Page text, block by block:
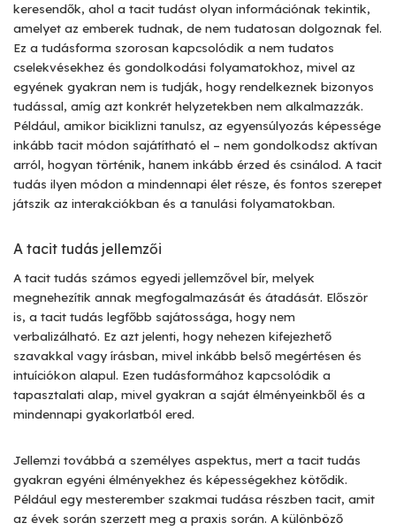
keresendők, ahol a tacit tudást olyan információnak tekintik,
amelyet az emberek tudnak, de nem tudatosan dolgoznak fel.
Ez a tudásforma szorosan kapcsolódik a nem tudatos
cselekvésekhez és gondolkodási folyamatokhoz, mivel az
egyének gyakran nem is tudják, hogy rendelkeznek bizonyos
tudással, amíg azt konkrét helyzetekben nem alkalmazzák.
Például, amikor biciklizni tanulsz, az egyensúlyozás képessége
inkább tacit módon sajátítható el – nem gondolkodsz aktívan
arról, hogyan történik, hanem inkább érzed és csinálod. A tacit
tudás ilyen módon a mindennapi élet része, és fontos szerepet
játszik az interakciókban és a tanulási folyamatokban.
A tacit tudás jellemzői
A tacit tudás számos egyedi jellemzővel bír, melyek
megnehezítik annak megfogalmazását és átadását. Először
is, a tacit tudás legfőbb sajátossága, hogy nem
verbalizálható. Ez azt jelenti, hogy nehezen kifejezhető
szavakkal vagy írásban, mivel inkább belső megértésen és
intuíciókon alapul. Ezen tudásformához kapcsolódik a
tapasztalati alap, mivel gyakran a saját élményeinkből és a
mindennapi gyakorlatból ered.
Jellemzi továbbá a személyes aspektus, mert a tacit tudás
gyakran egyéni élményekhez és képességekhez kötődik.
Például egy mesterember szakmai tudása részben tacit, amit
az évek során szerzett meg a praxis során. A különböző